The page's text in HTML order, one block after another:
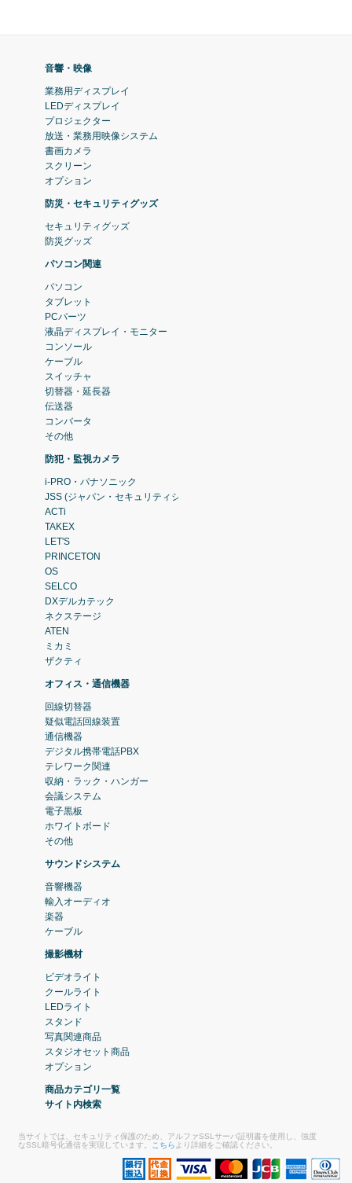
音響・映像
業務用ディスプレイ
LEDディスプレイ
プロジェクター
放送・業務用映像システム
書画カメラ
スクリーン
オプション
防災・セキュリティグッズ
セキュリティグッズ
防災グッズ
パソコン関連
パソコン
タブレット
PCパーツ
液晶ディスプレイ・モニター
コンソール
ケーブル
スイッチャ
切替器・延長器
伝送器
コンバータ
その他
防犯・監視カメラ
i-PRO・パナソニック
JSS (ジャパン・セキュリティシステム)
ACTi
TAKEX
LET'S
PRINCETON
OS
SELCO
DXデルカテック
ネクステージ
ATEN
ミカミ
ザクティ
オフィス・通信機器
回線切替器
疑似電話回線装置
通信機器
デジタル携帯電話PBX
テレワーク関連
収納・ラック・ハンガー
会議システム
電子黒板
ホワイトボード
その他
サウンドシステム
音響機器
輸入オーディオ
楽器
ケーブル
撮影機材
ビデオライト
クールライト
LEDライト
スタンド
写真関連商品
スタジオセット商品
オプション
商品カテゴリ一覧
サイト内検索
当サイトでは、セキュリティ保護のため、アルファSSLサーバ証明書を使用し、強度
なSSL暗号化通信を実現しています。
こちら より詳細をご確認ください。